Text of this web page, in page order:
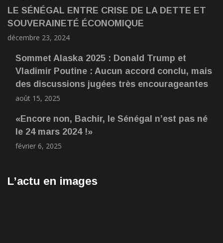
LE SÉNÉGAL ENTRE CRISE DE LA DETTE ET
SOUVERAINETÉ ÉCONOMIQUE
décembre 23, 2024
Sommet Alaska 2025 : Donald Trump et
Vladimir Poutine : Aucun accord conclu, mais
des discussions jugées très encourageantes
août 15, 2025
«Encore non, Bachir, le Sénégal n’est pas né
le 24 mars 2024 !»
février 6, 2025
L’actu en images